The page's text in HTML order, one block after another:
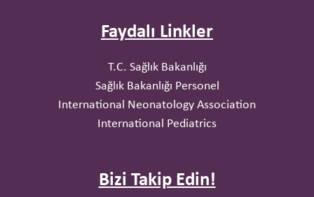
Faydalı Linkler
T.C. Sağlık Bakanlığı
Sağlık Bakanlığı Personel
International Neonatology Association
International Pediatrics
Bizi Takip Edin!